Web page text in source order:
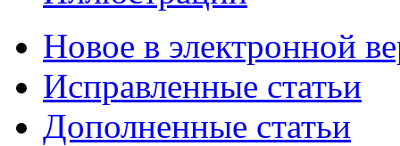
Новое в электронной
Исправленные статьи
Дополненные статьи